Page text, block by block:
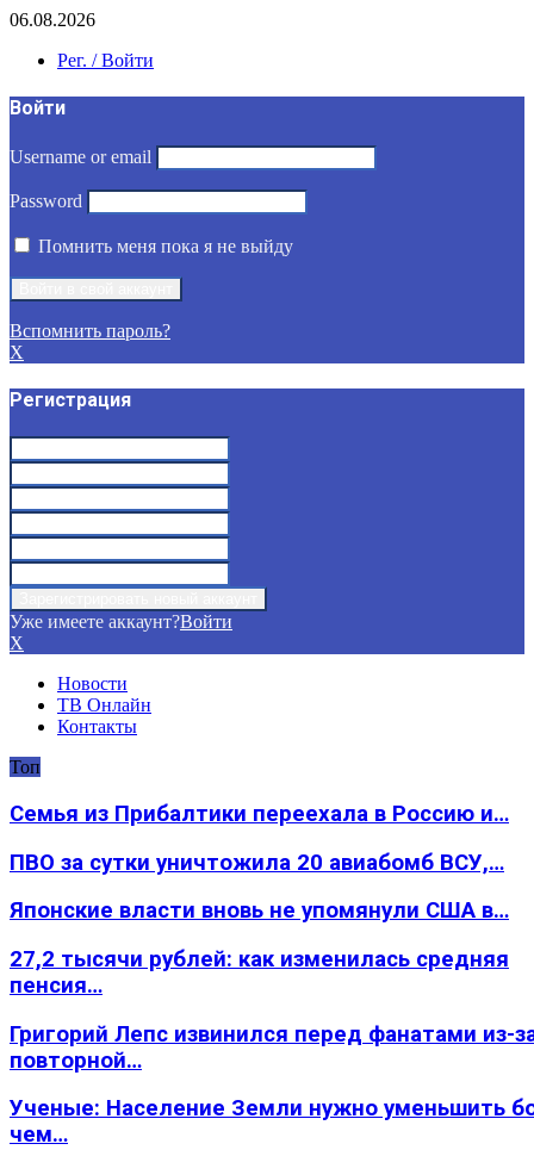
06.08.2026
Рег. / Войти
Войти
Username or email
Password
Помнить меня пока я не выйду
Вспомнить пароль?
X
Регистрация
Уже имеете аккаунт?Войти
X
Новости
ТВ Онлайн
Контакты
Топ
Семья из Прибалтики переехала в Россию и…
ПВО за сутки уничтожила 20 авиабомб ВСУ,…
Японские власти вновь не упомянули США в…
27,2 тысячи рублей: как изменилась средняя
пенсия…
Григорий Лепс извинился перед фанатами из-
повторной…
Ученые: Население Земли нужно уменьшить
чем…